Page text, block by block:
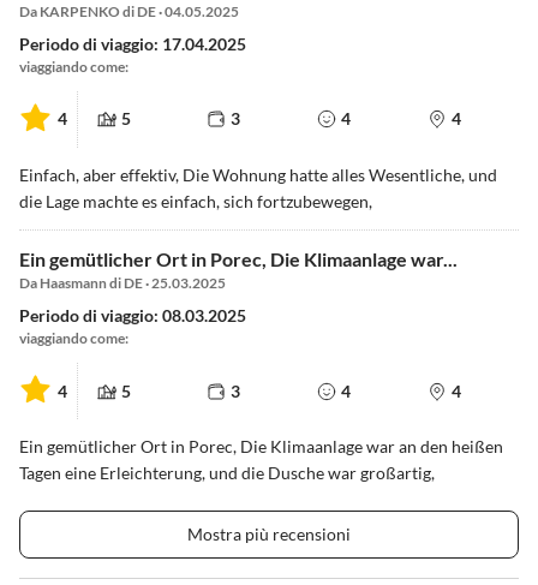
Da KARPENKO di DE · 04.05.2025
Periodo di viaggio: 17.04.2025
viaggiando come:
4 5 3 4 4
Einfach, aber effektiv, Die Wohnung hatte alles Wesentliche, und
die Lage machte es einfach, sich fortzubewegen,
Ein gemütlicher Ort in Porec, Die Klimaanlage war...
Da Haasmann di DE · 25.03.2025
Periodo di viaggio: 08.03.2025
viaggiando come:
4 5 3 4 4
Ein gemütlicher Ort in Porec, Die Klimaanlage war an den heißen
Tagen eine Erleichterung, und die Dusche war großartig,
Mostra più recensioni